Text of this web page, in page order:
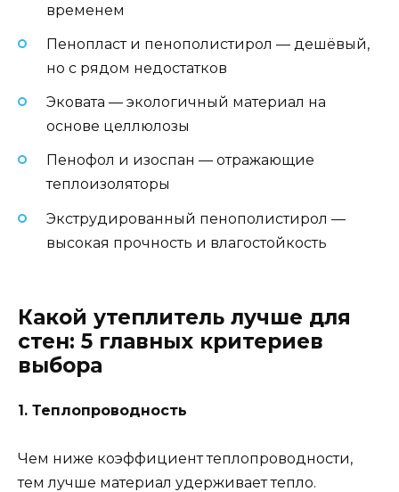
временем
Пенопласт и пенополистирол — дешёвый,
но с рядом недостатков
Эковата — экологичный материал на
основе целлюлозы
Пенофол и изоспан — отражающие
теплоизоляторы
Экструдированный пенополистирол —
высокая прочность и влагостойкость
Какой утеплитель лучше для
стен: 5 главных критериев
выбора
1. Теплопроводность
Чем ниже коэффициент теплопроводности,
тем лучше материал удерживает тепло.